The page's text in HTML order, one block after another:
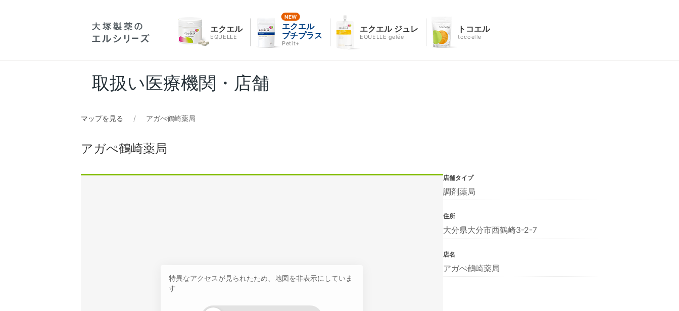
エクエル
EQUELLE
エクエル
プチプラス
Petit+
エクエル ジュレ
EQUELLE gelée
トコエル
tocoelle
取扱い医療機関・店舗
マップを見る アガぺ鶴崎薬局
アガぺ鶴崎薬局
特異なアクセスが見られたため、地図を非表示にしていま
す
店舗タイプ
調剤薬局
住所
大分県大分市西鶴崎3-2-7
店名
アガぺ鶴崎薬局